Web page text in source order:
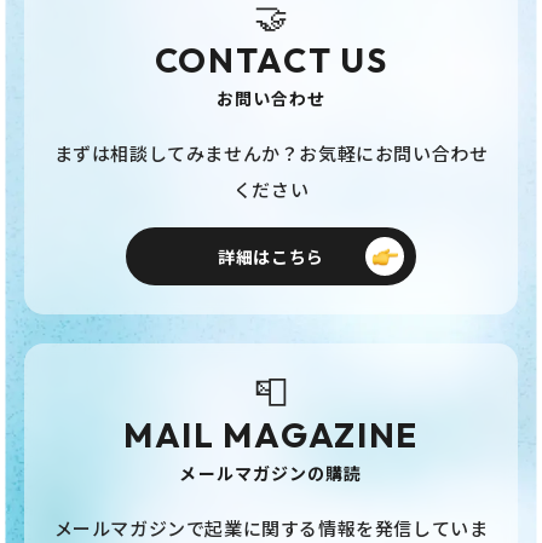
🤝
CONTACT US
お問い合わせ
まずは相談してみませんか？お気軽にお問い合わせ
ください
詳細はこちら
📮
MAIL MAGAZINE
メールマガジンの購読
メールマガジンで起業に関する情報を発信していま